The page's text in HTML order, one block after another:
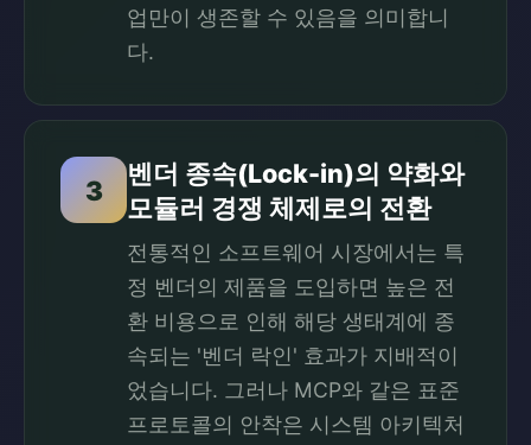
업만이 생존할 수 있음을 의미합니
다.
3
벤더 종속(Lock-in)의 약화와
모듈러 경쟁 체제로의 전환
전통적인 소프트웨어 시장에서는 특
정 벤더의 제품을 도입하면 높은 전
환 비용으로 인해 해당 생태계에 종
속되는 '벤더 락인' 효과가 지배적이
었습니다. 그러나 MCP와 같은 표준
프로토콜의 안착은 시스템 아키텍처